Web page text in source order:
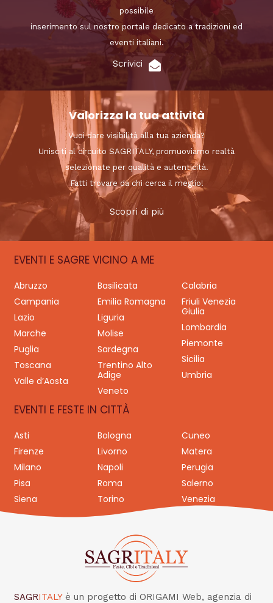
possibile
inserimento sul nostro portale dedicato a tradizioni ed
eventi italiani.
Scrivici
Valorizza la tua attività
Vuoi dare visibilità alla tua azienda?
Unisciti al circuito SAGRITALY, promuoviamo realtà
selezionate per qualità e autenticità.
Fatti trovare da chi cerca il meglio!
Scopri di più
EVENTI E SAGRE VICINO A ME
Abruzzo Basilicata
Calabria
Campania
Emilia Romagna
Friuli Venezia
Giulia
Lazio
Liguria
Lombardia
Marche
Molise
Piemonte
Puglia
Sardegna
Sicilia
Toscana
Trentino Alto
Adige
Umbria
Valle d’Aosta
Veneto
EVENTI E FESTE IN CITTÀ
Asti Bologna
Cuneo
Firenze
Livorno
Matera
Milano
Napoli
Perugia
Pisa
Roma
Salerno
Siena
Torino Venezia
SAGRITALY è un progetto di ORIGAMI Web, agenzia di